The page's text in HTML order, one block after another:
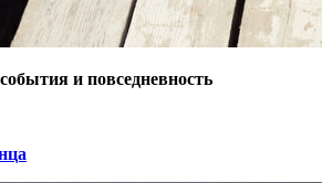
и повседневность